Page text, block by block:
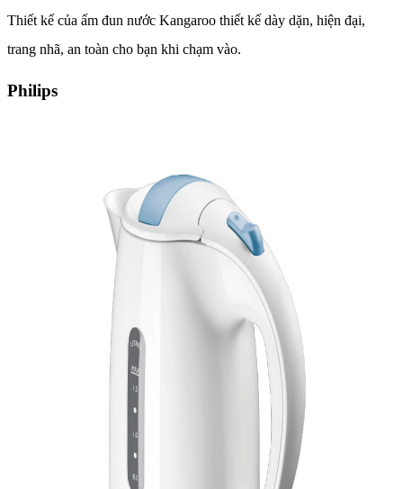
Thiết kế của ấm đun nước Kangaroo thiết kế dày dặn, hiện đại,
trang nhã, an toàn cho bạn khi chạm vào.
Philips